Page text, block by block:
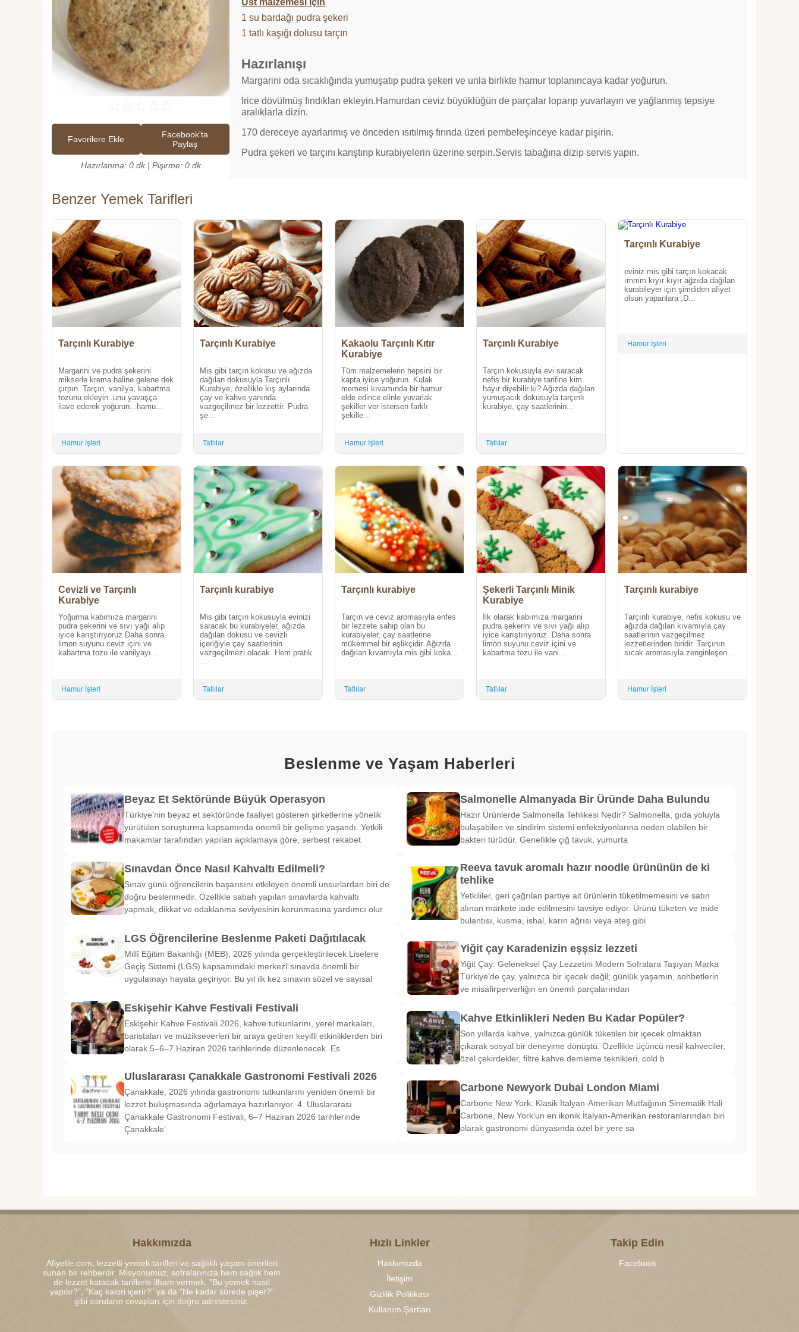
☆ ☆ ☆ ☆ ☆
Favorilere Ekle
Facebook'ta
Paylaş
Hazırlanma: 0 dk | Pişirme: 0 dk
Üst malzemesi için
1 su bardağı pudra şekeri
1 tatlı kaşığı dolusu tarçın
Hazırlanışı
Margarini oda sıcaklığında yumuşatıp pudra şekeri ve unla birlikte hamur toplanıncaya kadar yoğurun.
İrice dövülmüş fındıkları ekleyin.Hamurdan ceviz büyüklüğün de parçalar loparıp yuvarlayın ve yağlanmış tepsiye
aralıklarla dizin.
170 dereceye ayarlanmış ve önceden ısıtılmış fırında üzeri pembeleşinceye kadar pişirin.
Pudra şekeri ve tarçını karıştırıp kurabiyelerin üzerine serpin.Servis tabağına dizip servis yapın.
Benzer Yemek Tarifleri
Tarçınlı Kurabiye
Margarini ve pudra şekerini
mikserle krema haline gelene dek
çırpın. Tarçın, vanilya, kabartma
tozunu ekleyin..unu yavaşça
ilave ederek yoğurun...hamu...
Hamur İşleri
Tarçınlı Kurabiye
Mis gibi tarçın kokusu ve ağızda
dağılan dokusuyla Tarçınlı
Kurabiye, özellikle kış aylarında
çay ve kahve yanında
vazgeçilmez bir lezzettir. Pudra
şe...
Tatlılar
Kakaolu Tarçınlı Kıtır
Kurabiye
Tüm malzemelerin hepsini bir
kapta iyice yoğurun. Kulak
memesi kıvamında bir hamur
elde edince elinle yuvarlak
şekiller ver istersen farklı
şekille...
Hamur İşleri
Tarçınlı Kurabiye
Tarçın kokusuyla evi saracak
nefis bir kurabiye tarifine kim
hayır diyebilir ki? Ağızda dağılan
yumuşacık dokusuyla tarçınlı
kurabiye, çay saatlerinin...
Tatlılar
Tarçınlı Kurabiye
eviniz mis gibi tarçın kokacak
ımmm kıyır kıyır ağzıda dağılan
kurabileyer için şimdiden afiyet
olsun yapanlara ;D...
Hamur İşleri
Cevizli ve Tarçınlı
Kurabiye
Yoğurma kabımıza margarini
pudra şekerini ve sıvı yağı alıp
iyice karıştırıyoruz Daha sonra
limon suyunu ceviz içini ve
kabartma tozu ile vanilyayı...
Hamur İşleri
Tarçınlı kurabiye
Mis gibi tarçın kokusuyla evinizi
saracak bu kurabiyeler, ağızda
dağılan dokusu ve cevizli
içeriğiyle çay saatlerinin
vazgeçilmezi olacak. Hem pratik
...
Tatlılar
Tarçınlı kurabiye
Tarçın ve ceviz aromasıyla enfes
bir lezzete sahip olan bu
kurabiyeler, çay saatlerine
mükemmel bir eşlikçidir. Ağızda
dağılan kıvamıyla mis gibi koka...
Tatlılar
Şekerli Tarçınlı Minik
Kurabiye
İlk olarak kabımıza margarini
pudra şekerini ve sıvı yağı alıp
iyice karıştırıyoruz. Daha sonra
limon suyunu ceviz içini ve
kabartma tozu ile vani...
Tatlılar
Tarçınlı kurabiye
Tarçınlı kurabiye, nefis kokusu ve
ağızda dağılan kıvamıyla çay
saatlerinin vazgeçilmez
lezzetlerinden biridir. Tarçının
sıcak aromasıyla zenginleşen ...
Hamur İşleri
Beslenme ve Yaşam Haberleri
Beyaz Et Sektöründe Büyük Operasyon
Türkiye'nin beyaz et sektöründe faaliyet gösteren şirketlerine yönelik
yürütülen soruşturma kapsamında önemli bir gelişme yaşandı. Yetkili
makamlar tarafından yapılan açıklamaya göre, serbest rekabet
Sınavdan Önce Nasıl Kahvaltı Edilmeli?
Sınav günü öğrencilerin başarısını etkileyen önemli unsurlardan biri de
doğru beslenmedir. Özellikle sabah yapılan sınavlarda kahvaltı
yapmak, dikkat ve odaklanma seviyesinin korunmasına yardımcı olur
LGS Öğrencilerine Beslenme Paketi Dağıtılacak
Millî Eğitim Bakanlığı (MEB), 2026 yılında gerçekleştirilecek Liselere
Geçiş Sistemi (LGS) kapsamındaki merkezî sınavda önemli bir
uygulamayı hayata geçiriyor. Bu yıl ilk kez sınavın sözel ve sayısal
Eskişehir Kahve Festivali Festivali
Eskişehir Kahve Festivali 2026, kahve tutkunlarını, yerel markaları,
baristaları ve müzikseverleri bir araya getiren keyifli etkinliklerden biri
olarak 5–6–7 Haziran 2026 tarihlerinde düzenlenecek. Es
Uluslararası Çanakkale Gastronomi Festivali 2026
Çanakkale, 2026 yılında gastronomi tutkunlarını yeniden önemli bir
lezzet buluşmasında ağırlamaya hazırlanıyor. 4. Uluslararası
Çanakkale Gastronomi Festivali, 6–7 Haziran 2026 tarihlerinde
Çanakkale’
Salmonelle Almanyada Bir Üründe Daha Bulundu
Hazır Ürünlerde Salmonella Tehlikesi Nedir? Salmonella, gıda yoluyla
bulaşabilen ve sindirim sistemi enfeksiyonlarına neden olabilen bir
bakteri türüdür. Genellikle çiğ tavuk, yumurta
Reeva tavuk aromalı hazır noodle ürününün de ki
tehlike
Yetkililer, geri çağrılan partiye ait ürünlerin tüketilmemesini ve satın
alınan markete iade edilmesini tavsiye ediyor. Ürünü tüketen ve mide
bulantısı, kusma, ishal, karın ağrısı veya ateş gibi
Yiğit çay Karadenizin eşşsiz lezzeti
Yiğit Çay: Geleneksel Çay Lezzetini Modern Sofralara Taşıyan Marka
Türkiye’de çay, yalnızca bir içecek değil; günlük yaşamın, sohbetlerin
ve misafirperverliğin en önemli parçalarından
Kahve Etkinlikleri Neden Bu Kadar Popüler?
Son yıllarda kahve, yalnızca günlük tüketilen bir içecek olmaktan
çıkarak sosyal bir deneyime dönüştü. Özellikle üçüncü nesil kahveciler,
özel çekirdekler, filtre kahve demleme teknikleri, cold b
Carbone Newyork Dubai London Miami
Carbone New York: Klasik İtalyan-Amerikan Mutfağının Sinematik Hali
Carbone, New York’un en ikonik İtalyan-Amerikan restoranlarından biri
olarak gastronomi dünyasında özel bir yere sa
Hakkımızda
Afiyetle.com, lezzetli yemek tarifleri ve sağlıklı yaşam önerileri
sunan bir rehberdir. Misyonumuz, sofralarınıza hem sağlık hem
de lezzet katacak tariflerle ilham vermek. "Bu yemek nasıl
yapılır?", "Kaç kalori içerir?" ya da "Ne kadar sürede pişer?"
gibi soruların cevapları için doğru adrestesiniz.
Hızlı Linkler
Hakkımızda
İletişim
Gizlilik Politikası
Kullanım Şartları
Takip Edin
Facebook